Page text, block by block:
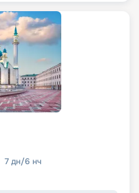
7 дн/6 нч